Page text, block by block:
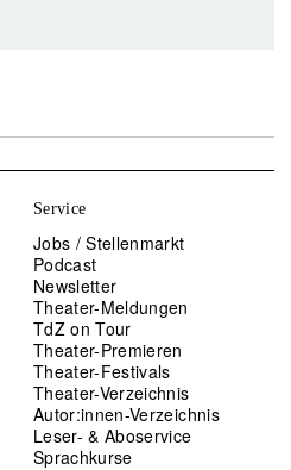
Service
Jobs / Stellenmarkt
Podcast
Newsletter
Theater-Meldungen
TdZ on Tour
Theater-Premieren
Theater-Festivals
Theater-Verzeichnis
Autor:innen-Verzeichnis
Leser- & Aboservice
Sprachkurse